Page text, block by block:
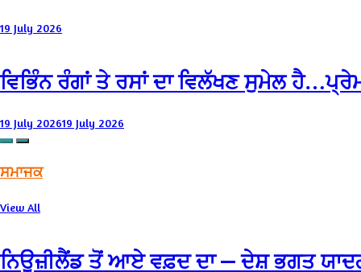
19 July 2026
ਵਿਭਿੰਨ ਰੰਗਾਂ ਤੇ ਰਸਾਂ ਦਾ ਵਿਲੱਖਣ ਸੁਮੇਲ
19 July 202619 July 2026
ਸਮਾਜਕ
View All
ਨਿਊਜ਼ੀਲੈਂਡ ਤੋਂ ਆਏ ਵਫ਼ਦ ਦਾ — ਦੇਸ਼ ਭਗਤ